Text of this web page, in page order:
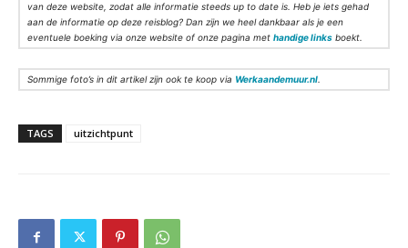
van deze website, zodat alle informatie steeds up to date is. Heb je iets gehad
aan de informatie op deze reisblog? Dan zijn we heel dankbaar als je een
eventuele boeking via onze website of onze pagina met handige links boekt.
Sommige foto’s in dit artikel zijn ook te koop via Werkaandemuur.nl
TAGS uitzichtpunt